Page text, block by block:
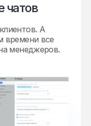
чатов
А
времени все
менеджеров.